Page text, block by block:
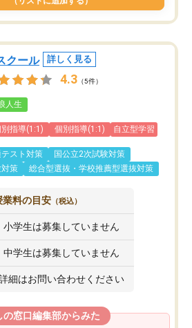
クール 詳しく見る
4.3 （5件）
人生
指導(1:1) 個別指導(1:1) 自立型学習
スト対策
国公立2次試験対策
策
総合型選抜・学校推薦型選抜対策
業料の目安 （税込）
小学生は募集していません
中学生は募集していません
細はお問い合わせください
の窓口編集部からみた